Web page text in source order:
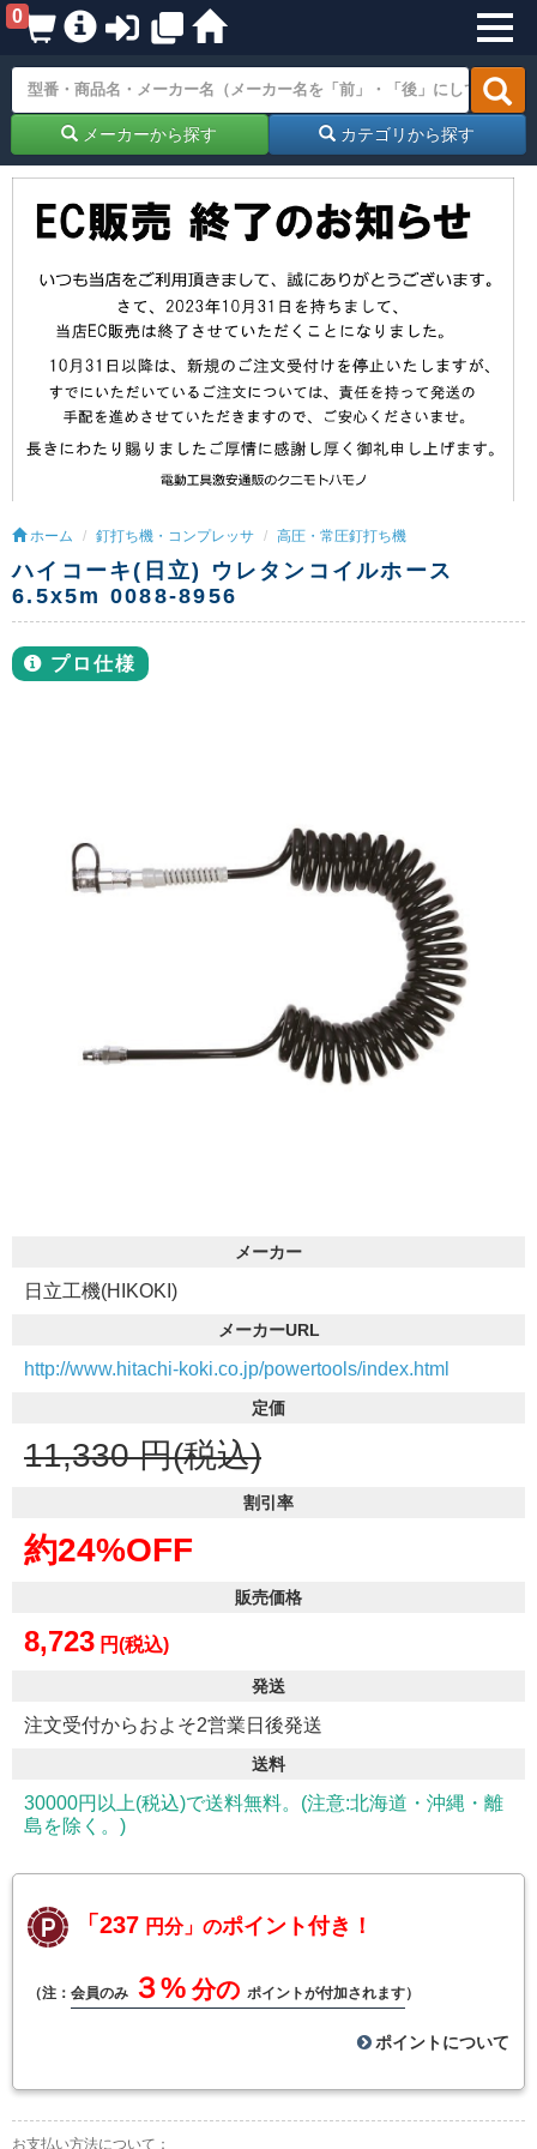
0
メーカーから探す カテゴリから探す
ホーム 釘打ち機・コンプレッサ 高圧・常圧釘打ち機
ハイコーキ(日立) ウレタンコイルホース
6.5x5m 0088-8956
プロ仕様
メーカー
日立工機(HIKOKI)
メーカーURL
http://www.hitachi-koki.co.jp/powertools/index.html
定価
11,330 円(税込)
割引率
約24%OFF
販売価格
8,723 円(税込)
発送
注文受付からおよそ2営業日後発送
送料
30000円以上(税込)で送料無料。(注意:北海道・沖縄・離
島を除く。)
「237 円分」のポイント付き！
（注： 会員のみ ３% 分の ポイントが付加されます）
ポイントについて
お支払い方法について：